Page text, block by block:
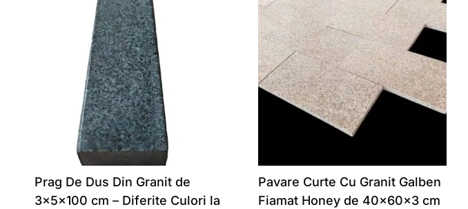
Prag De Dus Din Granit de
3x5x100 cm – Diferite Culori la
Pavare Curte Cu Granit Galben
Fiamat Honey de 40x60x3 cm